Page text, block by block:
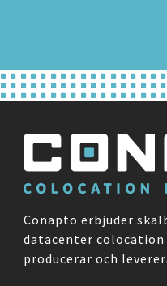
Conapto erbjuder
datacenter
producerar och